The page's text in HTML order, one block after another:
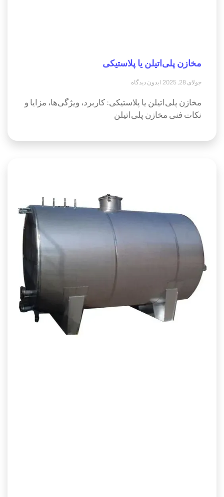
مخازن پلی‌اتیلن یا پلاستیکی
جولای 28, 2025 بدون دیدگاه
مخازن پلی‌اتیلن یا پلاستیکی: کاربرد، ویژگی‌ها، مزایا و
نکات فنی مخازن پلی‌اتیلن